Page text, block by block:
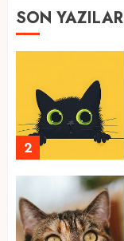
SON YAZILAR
1
2